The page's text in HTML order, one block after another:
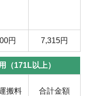
円 7,315円
（171L以上）
搬料 合計金額